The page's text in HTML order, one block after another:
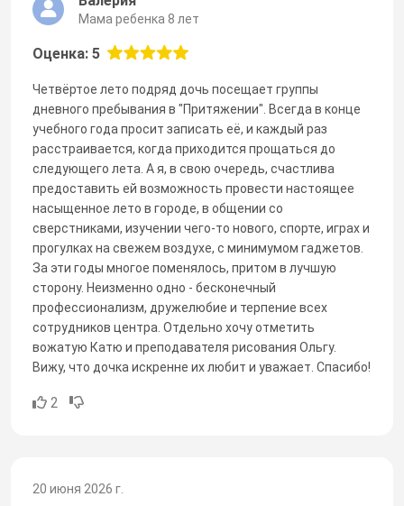
Мама ребенка 8 лет
Оценка: 5
Четвёртое лето подряд дочь посещает группы
дневного пребывания в "Притяжении". Всегда в конце
учебного года просит записать её, и каждый раз
расстраивается, когда приходится прощаться до
следующего лета. А я, в свою очередь, счастлива
предоставить ей возможность провести настоящее
насыщенное лето в городе, в общении со
сверстниками, изучении чего-то нового, спорте, играх и
прогулках на свежем воздухе, с минимумом гаджетов.
За эти годы многое поменялось, притом в лучшую
сторону. Неизменно одно - бесконечный
профессионализм, дружелюбие и терпение всех
сотрудников центра. Отдельно хочу отметить
вожатую Катю и преподавателя рисования Ольгу.
Вижу, что дочка искренне их любит и уважает. Спасибо!
2
20 июня 2026 г.